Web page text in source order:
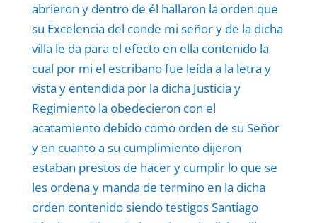
abrieron y dentro de él hallaron la orden que
su Excelencia del conde mi señor y de la dicha
villa le da para el efecto en ella contenido la
cual por mi el escribano fue leída a la letra y
vista y entendida por la dicha Justicia y
Regimiento la obedecieron con el
acatamiento debido como orden de su Señor
y en cuanto a su cumplimiento dijeron
estaban prestos de hacer y cumplir lo que se
les ordena y manda de termino en la dicha
orden contenido siendo testigos Santiago